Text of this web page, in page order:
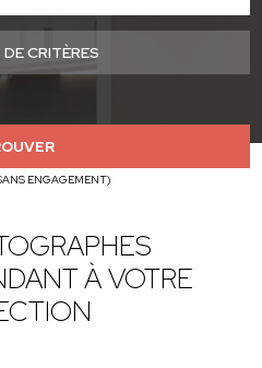
CRITÈRES
ENGAGEMENT)
À VOTRE